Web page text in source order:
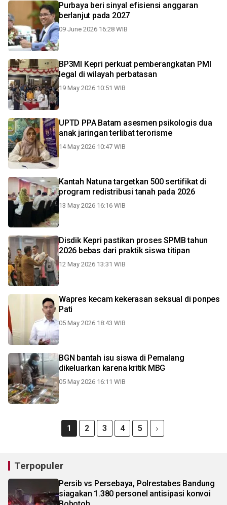
Purbaya beri sinyal efisiensi anggaran
berlanjut pada 2027
09 June 2026 16:28 WIB
BP3MI Kepri perkuat pemberangkatan PMI
legal di wilayah perbatasan
19 May 2026 10:51 WIB
UPTD PPA Batam asesmen psikologis dua
anak jaringan terlibat terorisme
14 May 2026 10:47 WIB
Kantah Natuna targetkan 500 sertifikat di
program redistribusi tanah pada 2026
13 May 2026 16:16 WIB
Disdik Kepri pastikan proses SPMB tahun
2026 bebas dari praktik siswa titipan
12 May 2026 13:31 WIB
Wapres kecam kekerasan seksual di ponpes
Pati
05 May 2026 18:43 WIB
BGN bantah isu siswa di Pemalang
dikeluarkan karena kritik MBG
05 May 2026 16:11 WIB
1 2 3 4 5
Terpopuler
Persib vs Persebaya, Polrestabes Bandung
siagakan 1.380 personel antisipasi konvoi